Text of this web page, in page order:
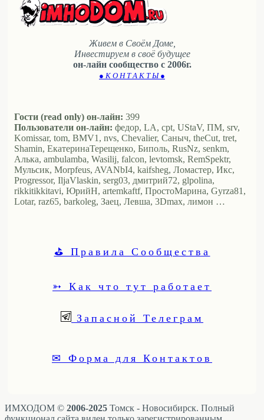
Живем в Своём Доме,
Инвестируем в своё будущее
он-лайн сообщество с 2006г.
● К О Н Т А К Т Ы ●
Гости (read only) он-лайн: 399
Пользователи он-лайн: федор, LA, cpt, UStaV, ПМ, srv,
Komissar, tom, BMV1, nvs, Chevalier, Саныч, theCut, tret,
Shamin, ЕкатеринаТерещенко, Биполь, RusNz, senkm,
Алька, ambulamba, Wasilij, falcon, levtomsk, RemSpektr,
Мульсик, Morpfeus, AVANbI4, kaifsheg, Ломастер, Икс,
Progressor, IljaVlaskin, serg03, дмитрий72, glpolina,
rikkitikkitavi, ЮрийН, artemkaftf, ПростоМарина, Gyrza81,
Lotar, raz65, barkoleg, Заец, Левша, 3Dmax, лимон …
⛳ Правила Сообщества
➳ Как что тут работает
Запасной Телеграм
✉ Форма для Контактов
ИМХОДОМ © 2006-2025 Томск - Новосибирск. Полный